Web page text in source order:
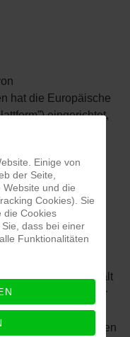
hat die Europäische
eingerichtet,
finden Sie
übernehmen wir
Links. Für den Inhalt
deren Betreiber
Namen, Begriffe,
oder Warenzeichen
Einige von
der Seite,
und die
Cookies). Sie
die Cookies
dass bei einer
Funktionalitäten